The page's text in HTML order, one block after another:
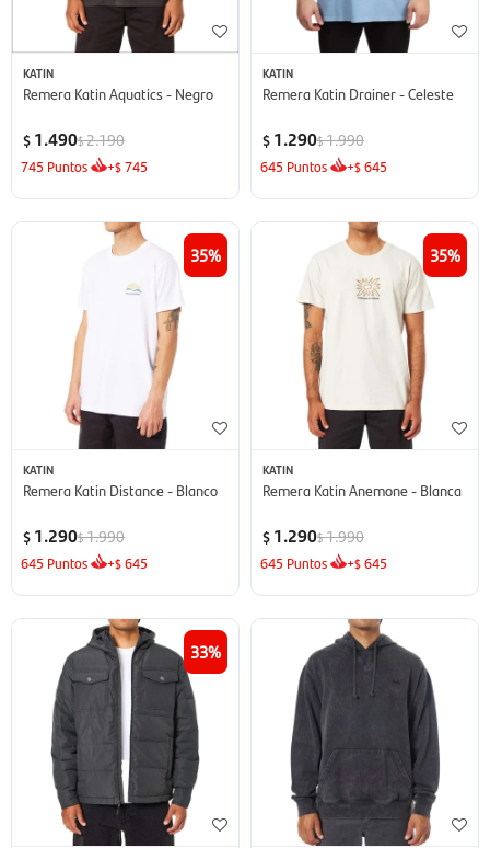
KATIN
Remera Katin Aquatics - Negro
$ 1.490$2.190
745 Puntos +$745
KATIN
Remera Katin Drainer - Celeste
$ 1.290$1.990
645 Puntos +$645
35
KATIN
Remera Katin Distance - Blanco
$ 1.290$1.990
645 Puntos +$645
35
KATIN
Remera Katin Anemone - Blanca
$ 1.290$1.990
645 Puntos +$645
33